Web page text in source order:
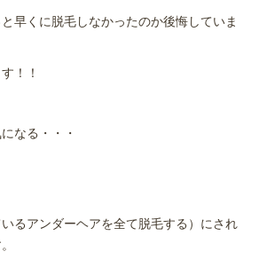
くに脱毛しなかったのか後悔していま
！！
なる・・・
るアンダーヘアを全て脱毛する）にされ